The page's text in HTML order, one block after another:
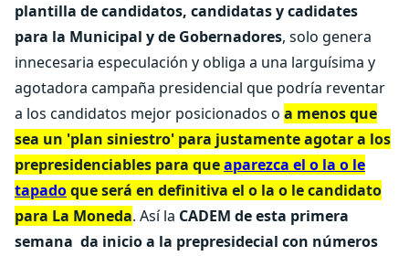
plantilla de candidatos, candidatas y cadidates
para la Municipal y de Gobernadores, solo genera
innecesaria especulación y obliga a una larguísima y
agotadora campaña presidencial que podría reventar
a los candidatos mejor posicionados o a menos que
sea un 'plan siniestro' para justamente agotar a los
prepresidenciables para queaparezca el o la o le
tapadoque será en definitiva el o la o le candidato
para La Moneda. Así la CADEM de esta primera
semana da inicio a la prepresidecial con números